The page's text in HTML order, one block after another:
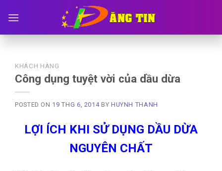
KHÁCH HÀNG
Công dụng tuyệt vời của dầu dừa
POSTED ON 19 THG 6, 2014BY HUYNH THANH
LỢI ÍCH KHI SỬ DỤNG DẦU DỪA
NGUYÊN CHẤT